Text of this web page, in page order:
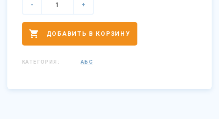
- +
ДОБАВИТЬ В КОРЗИНУ
КАТЕГОРИЯ: АБС